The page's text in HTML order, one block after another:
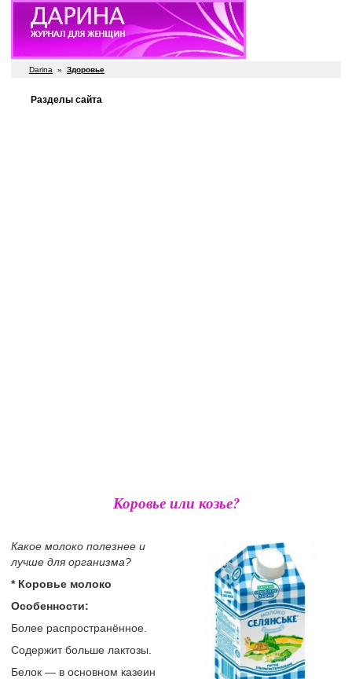
Darina » Здоровье
Разделы сайта
Коровье или козье?
Какое молоко полезнее и
лучше для организма?
* Коровье молоко
Особенности:
Более распространённое.
Содержит больше лактозы.
Белок — в основном казеин